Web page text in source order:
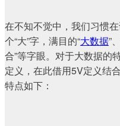
在不知不觉中，我们习惯
个“大”字，满目的“大数据”
合”等字眼。对于大数据的
定义，在此借用5V定义结
特点如下：